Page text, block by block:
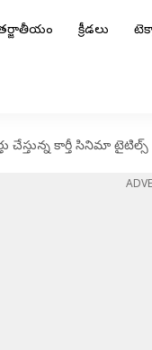
క్రీడలు
చేస్తున్న కార్తీ సినిమా టైటిల్స్